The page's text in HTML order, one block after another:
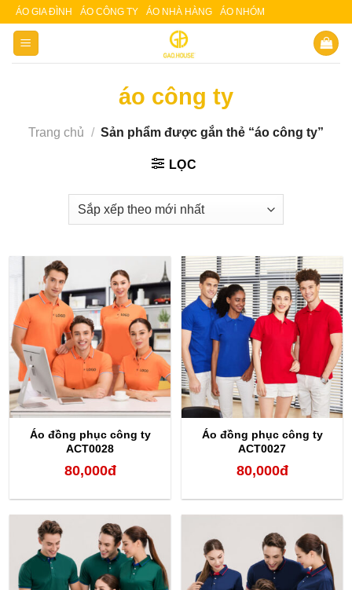
Skip
content
ÁO GIA ĐÌNH ÁO CÔNG TY ÁO NHÀ HÀNG ÁO NHÓM
áo công ty
Trang chủ / Sản phẩm được gắn thẻ “áo công ty”
LỌC
Áo đồng phục công ty
ACT0028
80,000đ
Áo đồng phục công ty
ACT0027
80,000đ